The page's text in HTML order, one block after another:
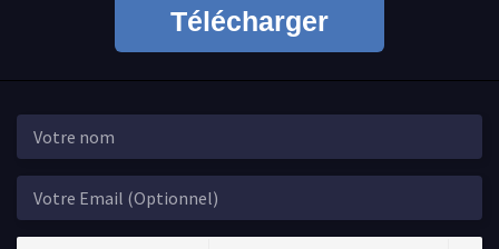
Télécharger